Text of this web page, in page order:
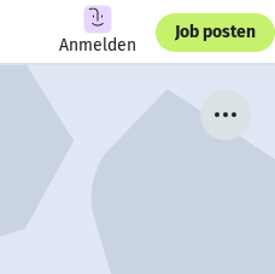
Anmelden
Job posten